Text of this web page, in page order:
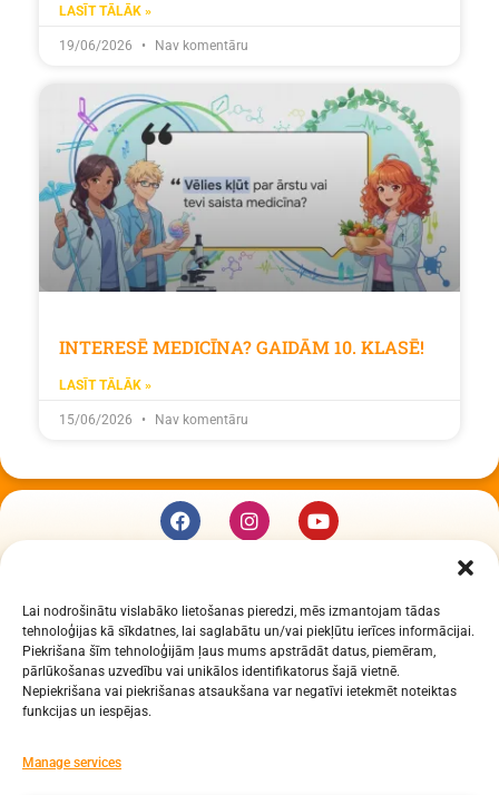
Lai nodrošinātu vislabāko lietošanas pieredzi, mēs izmantojam tādas
tehnoloģijas kā sīkdatnes, lai saglabātu un/vai piekļūtu ierīces informācijai.
Piekrišana šīm tehnoloģijām ļaus mums apstrādāt datus, piemēram,
pārlūkošanas uzvedību vai unikālos identifikatorus šajā vietnē.
Nepiekrišana vai piekrišanas atsaukšana var negatīvi ietekmēt noteiktas
funkcijas un iespējas.
Manage services
LASĪT TĀLĀK »
19/06/2026 Nav komentāru
INTERESĒ MEDICĪNA? GAIDĀM 10. KLASĒ!
LASĪT TĀLĀK »
15/06/2026 Nav komentāru
Daugavpils Zinātņu vidusskola
Raiņa iela 30, Daugavpils, LV-5401
Reģ. Nr. 2713903513 (IZM)
Daugavpils valstspilsētas pašvaldība 90000077325